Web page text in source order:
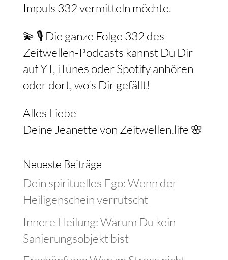
Impuls 332 vermitteln möchte.
💫 🎙️ Die ganze Folge 332 des
Zeitwellen-Podcasts kannst Du Dir
auf YT, iTunes oder Spotify anhören
oder dort, wo’s Dir gefällt!
Alles Liebe
Deine Jeanette von Zeitwellen.life 🌸
Neueste Beiträge
Dein spirituelles Ego: Wenn der
Heiligenschein verrutscht
Innere Heilung: Warum Du kein
Sanierungsobjekt bist